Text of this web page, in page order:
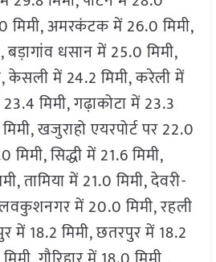
मिमी, अमरकंटक में 26.0 मिमी,
बड़ागांव धसान में 25.0 मिमी,
केसली में 24.2 मिमी, करेली में
23.4 मिमी, गढ़ाकोटा में 23.3
खजुराहो एयरपोर्ट पर 22.0
सिद्धी में 21.6 मिमी,
तामिया में 21.0 मिमी, देवरी-
में 20.0 मिमी, रहली
में 18.2 मिमी, छतरपुर में 18.2